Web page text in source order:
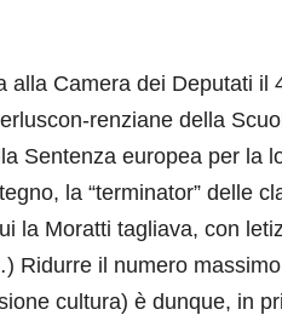
Camera dei Deputati il
renziane della
Sentenza europea per la
la “terminator” delle
la Moratti tagliava, con
Ridurre il numero
cultura) è dunque, in